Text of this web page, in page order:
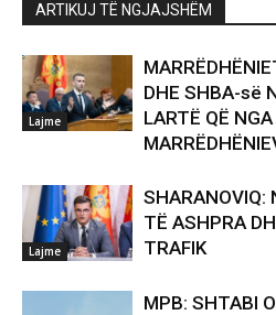
ARTIKUJ TË NGJAJSHËM
Lajme
DHE SHBA-së
LARTË QË
Lajme
SHARANOVIQ:
TË ASHPRA
TRAFIK
MPB: SHTABI